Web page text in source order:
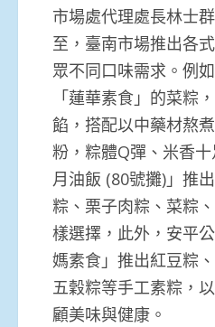
市場處代理處長林士
至，臺南市場推出各
眾不同口味需求。例
「蓮華素食」的菜粽
餡，搭配以中藥材熬
粉，粽體Q彈、米香
月油飯 (80號攤)」推
粽、栗子肉粽、菜粽
樣選擇，此外，安平
媽素食」推出紅豆粽
五穀粽等手工素粽，
顧美味與健康。